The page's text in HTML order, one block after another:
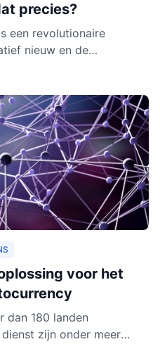
precies?
een revolutionaire
nieuw en de
komende jaren verder
voor het
dan 180 landen
zijn onder meer
ngo’s en non-